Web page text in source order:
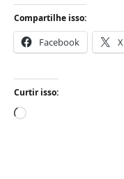
Compartilhe isso:
Facebook X
Curtir isso:
Carregando...